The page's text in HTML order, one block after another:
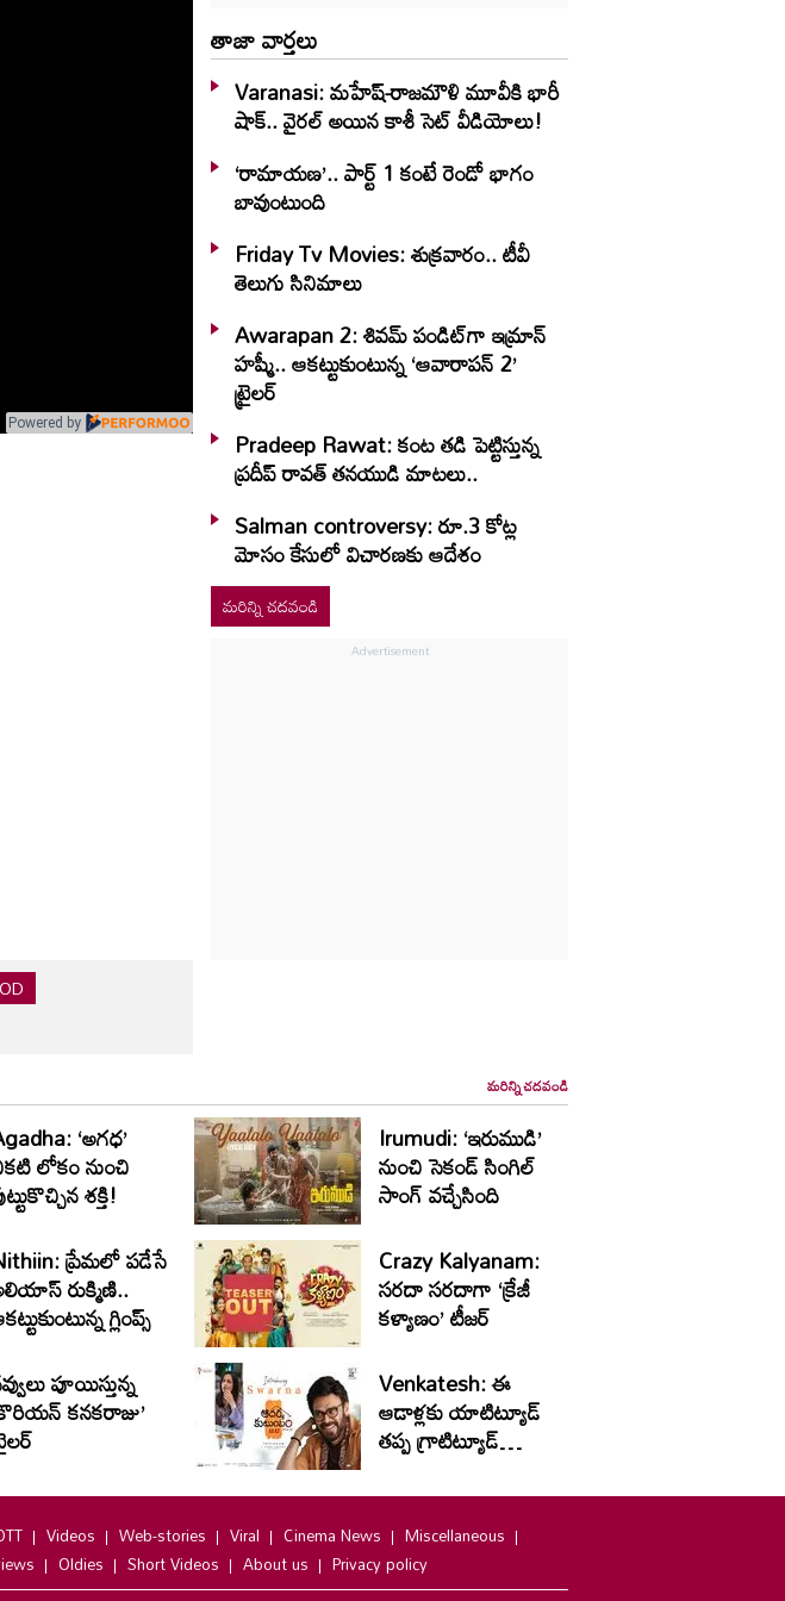
Powered by
తాజా వార్తలు
Varanasi: మహేష్-రాజమౌళి మూవీకి భారీ
షాక్.. వైరల్ అయిన కాశీ సెట్ వీడియోలు!
‘రామాయణ’.. పార్ట్‌ 1 కంటే రెండో భాగం
బావుంటుంది
Friday Tv Movies: శుక్ర‌వారం.. టీవీ
తెలుగు సినిమాలు
Awarapan 2: శివమ్ పండిట్‌గా ఇమ్రాన్
హష్మీ.. ఆకట్టుకుంటున్న ‘ఆవారాపన్ 2’
ట్రైలర్
Pradeep Rawat: కంట తడి పెట్టిస్తున్న
ప్రదీప్ రావత్ తనయుడి మాటలు..
Salman controversy: రూ.3 కోట్ల
మోసం కేసులో విచారణకు ఆదేశం
మరిన్ని చదవండి
మరిన్ని చదవండి
‘అగధ’
లోకం నుంచి
శక్తి!
Irumudi: ‘ఇరుముడి’
నుంచి సెకండ్ సింగిల్
సాంగ్ వచ్చేసింది
ప్రేమలో పడేసే
రుక్మిణి..
ఆకట్టుకుంటున్న గ్లింప్స్‌
Crazy Kalyanam:
సరదా సరదాగా ‘క్రేజీ
కళ్యాణం’ టీజర్
పూయిస్తున్న
కనకరాజు’
Venkatesh: ఈ
ఆడాళ్లకు యాటిట్యూడ్
తప్ప గ్రాటిట్యూడ్
ఉండదు
Videos Web-stories Viral Cinema News
Miscellaneous
Oldies Short Videos About us
Privacy policy